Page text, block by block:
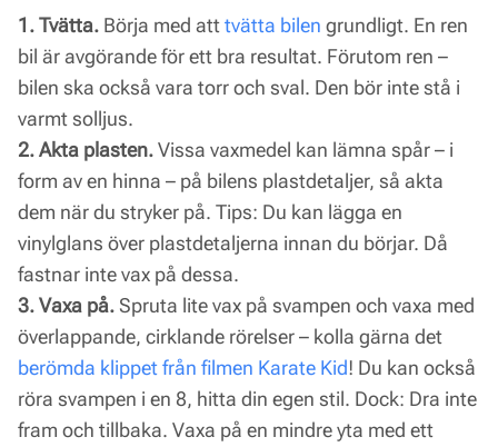
1. Tvätta. Börja med atttvätta bilen grundligt. En ren
bil är avgörande för ett bra resultat. Förutom ren –
bilen ska också vara torr och sval. Den bör inte stå i
varmt solljus.
2. Akta plasten.Vissa vaxmedel kan lämna spår – i
form av en hinna – på bilens plastdetaljer, så akta
dem när du stryker på. Tips: Du kan lägga en
vinylglans över plastdetaljerna innan du börjar. Då
fastnar inte vax på dessa.
3. Vaxa på. Spruta lite vax på svampen och vaxa med
överlappande, cirklande rörelser – kolla gärna det
berömda klippet från filmen Karate Kid! Du kan också
röra svampen i en 8, hitta din egen stil. Dock: Dra inte
fram och tillbaka. Vaxa på en mindre yta med ett